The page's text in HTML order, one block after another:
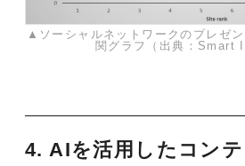
▲ソーシャルネットワークのプレゼ
関グラフ（出典：Smart
4. AIを活用したコン